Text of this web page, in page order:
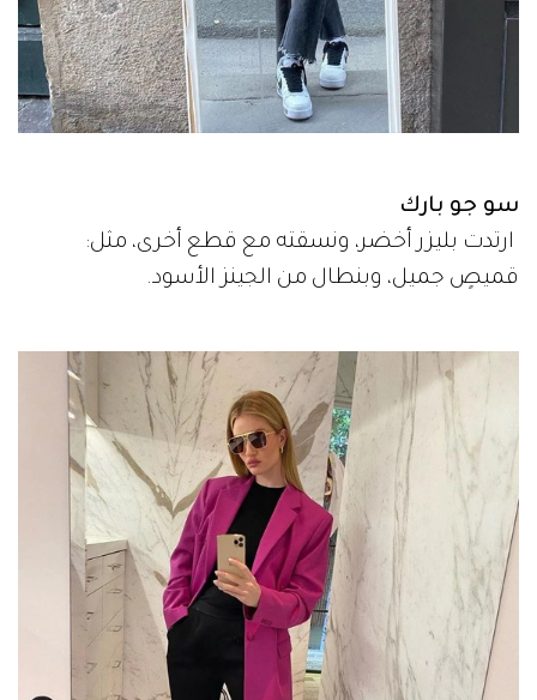
سو جو بارك
ارتدت بليزر أخضر، ونسقته مع قطع أخرى، مثل:
قميصٍ جميل، وبنطال من الجينز الأسود.